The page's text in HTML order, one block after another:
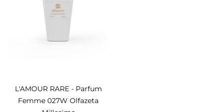
L'AMOUR RARE - Parfum
Femme 027W Olfazeta